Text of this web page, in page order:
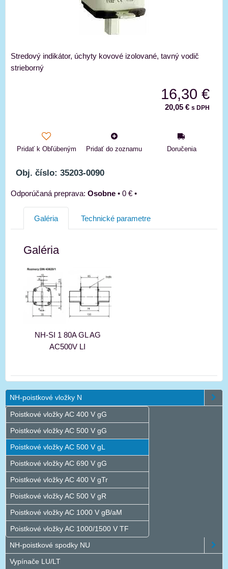
Stredový indikátor, úchyty kovové izolované, tavný vodič
strieborný
16,30 €
20,05 € s DPH
Pridať k Obľúbeným Pridať do zoznamu Doručenia
Obj. číslo: 35203-0090
Osobne • 0 € •
Galéria Technické parametre
Galéria
NH-SI 1 80A GL AG
AC500V LI
NH-poistkové vložky N
Poistkové vložky AC 400 V gG
Poistkové vložky AC 500 V gG
Poistkové vložky AC 500 V gL
Poistkové vložky AC 690 V gG
Poistkové vložky AC 400 V gTr
Poistkové vložky AC 500 V gR
Poistkové vložky AC 1000 V gB/aM
Poistkové vložky AC 1000/1500 V TF
NH-poistkové spodky NU
Vypínače LU/LT